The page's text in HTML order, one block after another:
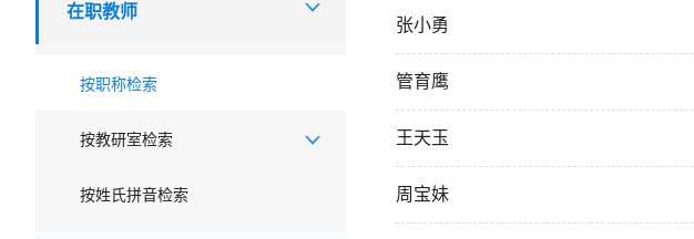
在职教师
按职称检索
按教研室检索
按姓氏拼音检索
张小勇
管育鹰
王天玉
周宝妹